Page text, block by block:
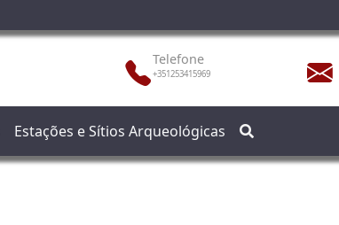
Telefone
+351253415969
Estações e Sítios Arqueológicas